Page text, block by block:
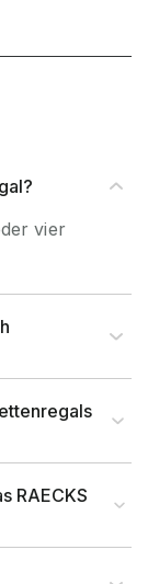
vier
RAECKS